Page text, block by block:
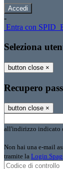
-
Entra con SPID
Seleziona
button close ×
Recupero
button close ×
all'indirizzo indicato
Non hai una e-mail
tramite la Login